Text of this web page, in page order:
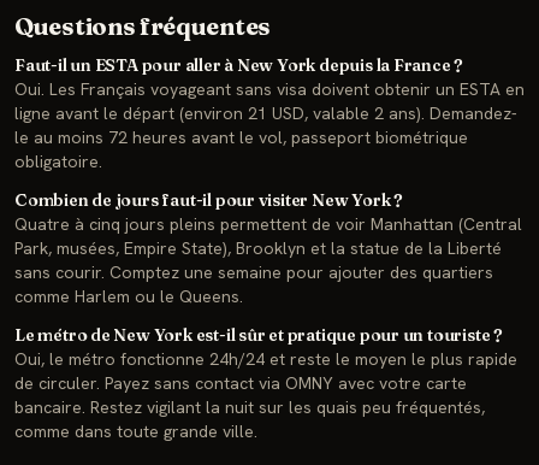
Questions fréquentes
Faut-il un ESTA pour aller à New York depuis la France ?
Oui. Les Français voyageant sans visa doivent obtenir un ESTA en
ligne avant le départ (environ 21 USD, valable 2 ans). Demandez-
le au moins 72 heures avant le vol, passeport biométrique
obligatoire.
Combien de jours faut-il pour visiter New York ?
Quatre à cinq jours pleins permettent de voir Manhattan (Central
Park, musées, Empire State), Brooklyn et la statue de la Liberté
sans courir. Comptez une semaine pour ajouter des quartiers
comme Harlem ou le Queens.
Le métro de New York est-il sûr et pratique pour un touriste ?
Oui, le métro fonctionne 24h/24 et reste le moyen le plus rapide
de circuler. Payez sans contact via OMNY avec votre carte
bancaire. Restez vigilant la nuit sur les quais peu fréquentés,
comme dans toute grande ville.